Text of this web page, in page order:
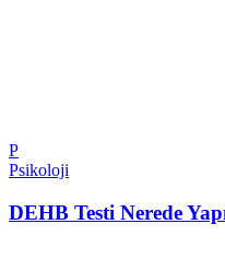
P
Psikoloji
DEHB Testi Nerede